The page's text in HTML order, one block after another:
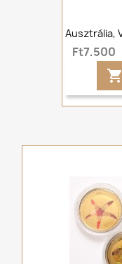
Ausztrália,
Ft7,500
